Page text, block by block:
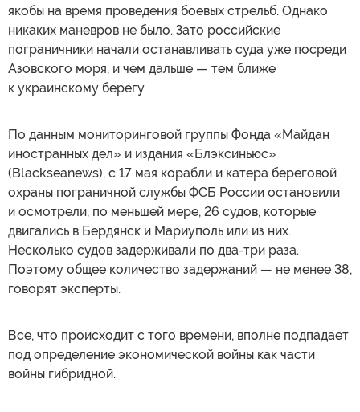
якобы на время проведения боевых стрельб. Однако
никаких маневров не было. Зато российские
пограничники начали останавливать суда уже посреди
Азовского моря, и чем дальше — тем ближе
к украинскому берегу.
По данным мониторинговой группы Фонда «Майдан
иностранных дел» и издания «Блэксиньюс»
(Blackseanews), с 17 мая корабли и катера береговой
охраны пограничной службы ФСБ России остановили
и осмотрели, по меньшей мере, 26 судов, которые
двигались в Бердянск и Мариуполь или из них.
Несколько судов задерживали по два-три раза.
Поэтому общее количество задержаний — не менее 38,
говорят эксперты.
Все, что происходит с того времени, вполне подпадает
под определение экономической войны как части
войны гибридной.